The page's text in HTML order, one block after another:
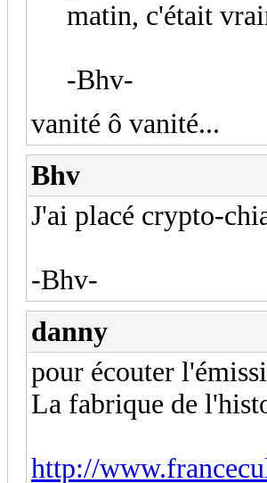
matin, c'était
-Bhv-
vanité ô vanité...
Bhv
J'ai placé crypto-
-Bhv-
danny
pour écouter
La fabrique de
http://